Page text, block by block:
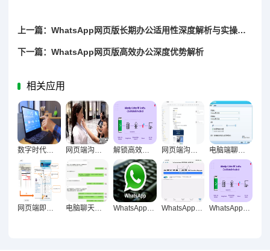
上一篇：WhatsApp网页版长期办公适用性深度解析与实操指南
下一篇：WhatsApp网页版高效办公深度优势解析
相关应用
数字时代效率革命，电脑聊天工具对办公效率的长期影响探析 网页端沟通，破设备壁垒的效率革命 解锁高效办公新维度，WhatsApp网页版日常办公实用价值深度剖析 网页端沟通方式对信息同步的核心意义与实践价值 电脑端聊天工具进化论，从即时通讯到智能协作重构办公生态
网页端即时通讯对工作专注度的双刃剑效应与优化策略研究 电脑聊天方式对减少信息遗漏的关键作用研究 WhatsApp网页版深度解析，内容工作者的效率利器还是鸡肋？ WhatsApp网页版进化论，工具迭代下人际连接的本质重构 WhatsApp网页版，远程办公高效沟通解决方案